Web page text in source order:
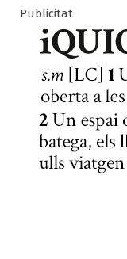
Publicitat